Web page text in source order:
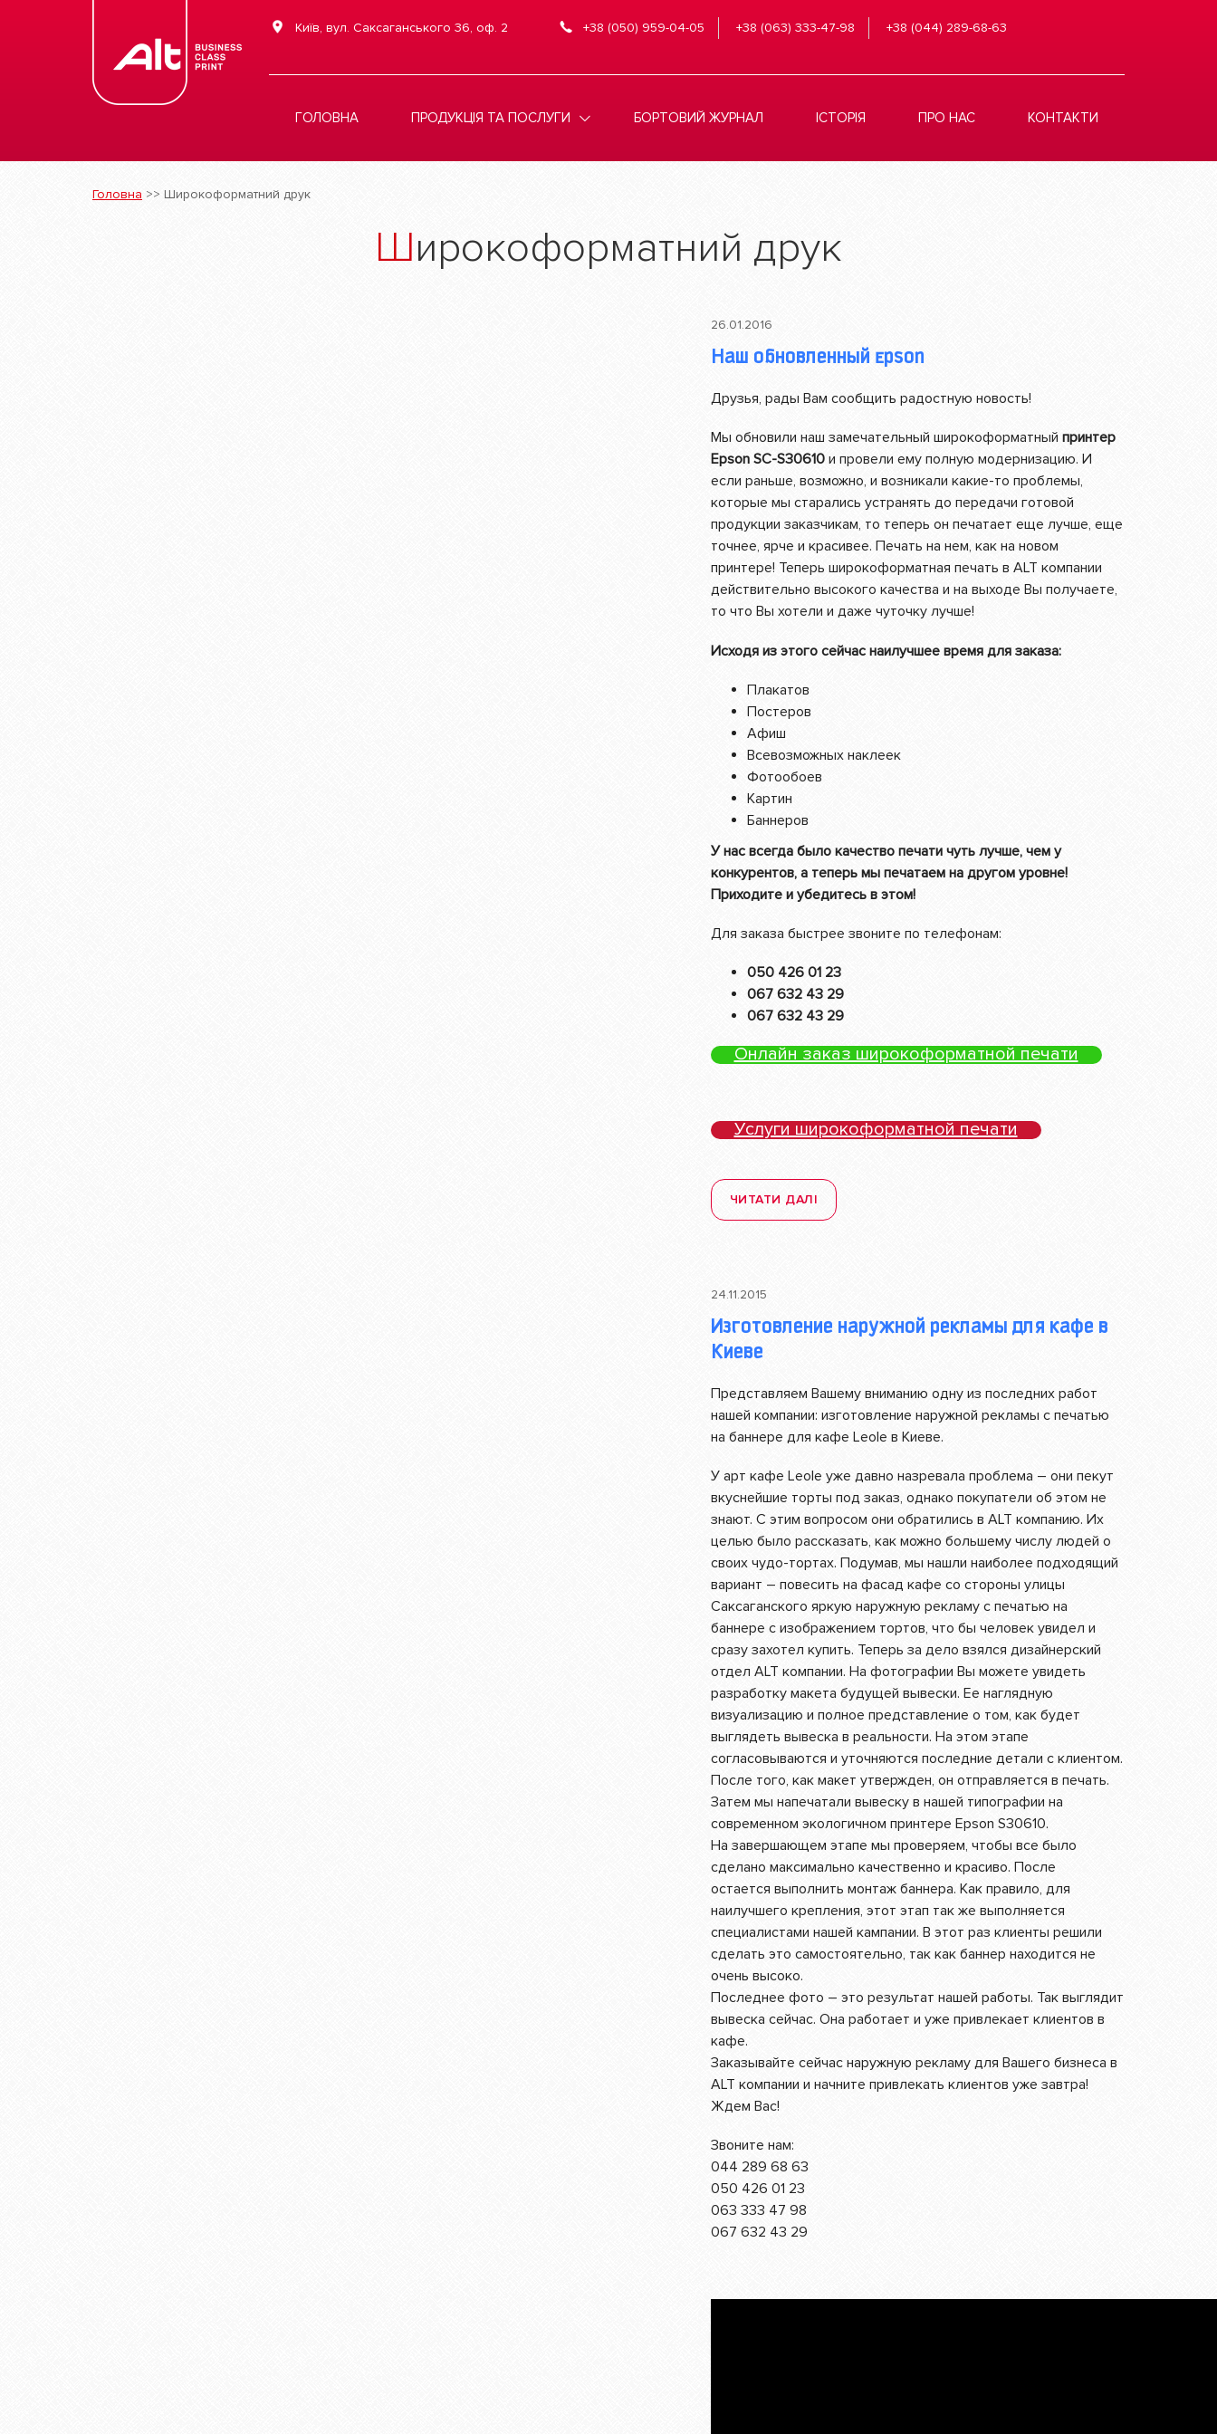
Київ, вул. Саксаганського 36, оф. 2 +38 (050) 959-04-05 +38 (063) 333-47-98 +38 (044) 289-68-63
ГОЛОВНА ПРОДУКЦІЯ ТА ПОСЛУГИ БОРТОВИЙ ЖУРНАЛ ІСТОРІЯ ПРО НАС КОНТАКТИ
Головна >> Широкоформатний друк
Широкоформатний друк
26.01.2016
Наш обновленный Epson
Друзья, рады Вам сообщить радостную новость!
Мы обновили наш замечательный широкоформатный принтер
Epson SC-S30610и провели ему полную модернизацию. И
если раньше, возможно, и возникали какие-то проблемы,
которые мы старались устранять до передачи готовой
продукции заказчикам, то теперь он печатает еще лучше, еще
точнее, ярче и красивее. Печать на нем, как на новом
принтере! Теперь широкоформатная печать в ALT компании
действительно высокого качества и на выходе Вы получаете,
то что Вы хотели и даже чуточку лучше!
Исходя из этого сейчас наилучшее время для заказа:
Плакатов
Постеров
Афиш
Всевозможных наклеек
Фотообоев
Картин
Баннеров
У нас всегда было качество печати чуть лучше, чем у
конкурентов, а теперь мы печатаем на другом уровне!
Приходите и убедитесь в этом!
Для заказа быстрее звоните по телефонам:
050 426 01 23
067 632 43 29
067 632 43 29
Онлайн заказ широкоформатной печати
Услуги широкоформатной печати
ЧИТАТИ ДАЛІ
24.11.2015
Изготовление наружной рекламы для кафе в
Киеве
Представляем Вашему вниманию одну из последних работ
нашей компании: изготовление наружной рекламы с печатью
на баннере для кафе Leole в Киеве.
У арт кафе Leole уже давно назревала проблема – они пекут
вкуснейшие торты под заказ, однако покупатели об этом не
знают. С этим вопросом они обратились в ALT компанию. Их
целью было рассказать, как можно большему числу людей о
своих чудо-тортах. Подумав, мы нашли наиболее подходящий
вариант – повесить на фасад кафе со стороны улицы
Саксаганского яркую наружную рекламу с печатью на
баннере с изображением тортов, что бы человек увидел и
сразу захотел купить. Теперь за дело взялся дизайнерский
отдел ALT компании. На фотографии Вы можете увидеть
разработку макета будущей вывески. Ее наглядную
визуализацию и полное представление о том, как будет
выглядеть вывеска в реальности. На этом этапе
согласовываются и уточняются последние детали с клиентом.
После того, как макет утвержден, он отправляется в печать.
Затем мы напечатали вывеску в нашей типографии на
современном экологичном принтере Epson S30610.
На завершающем этапе мы проверяем, чтобы все было
сделано максимально качественно и красиво. После
остается выполнить монтаж баннера. Как правило, для
наилучшего крепления, этот этап так же выполняется
специалистами нашей кампании. В этот раз клиенты решили
сделать это самостоятельно, так как баннер находится не
очень высоко.
Последнее фото – это результат нашей работы. Так выглядит
вывеска сейчас. Она работает и уже привлекает клиентов в
кафе.
Заказывайте сейчас наружную рекламу для Вашего бизнеса в
ALT компании и начните привлекать клиентов уже завтра!
Ждем Вас!
Звоните нам:
044 289 68 63
050 426 01 23
063 333 47 98
067 632 43 29